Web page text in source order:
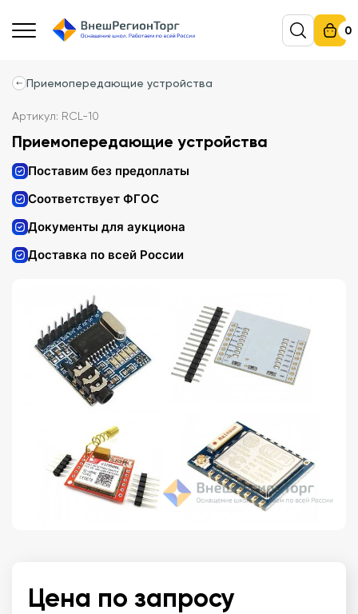
0
Приемопередающие устройства
Артикул: RCL-10
Приемопередающие устройства
Поставим без предоплаты
Соответствует ФГОС
Документы для аукциона
Доставка по всей России
Цена по запросу